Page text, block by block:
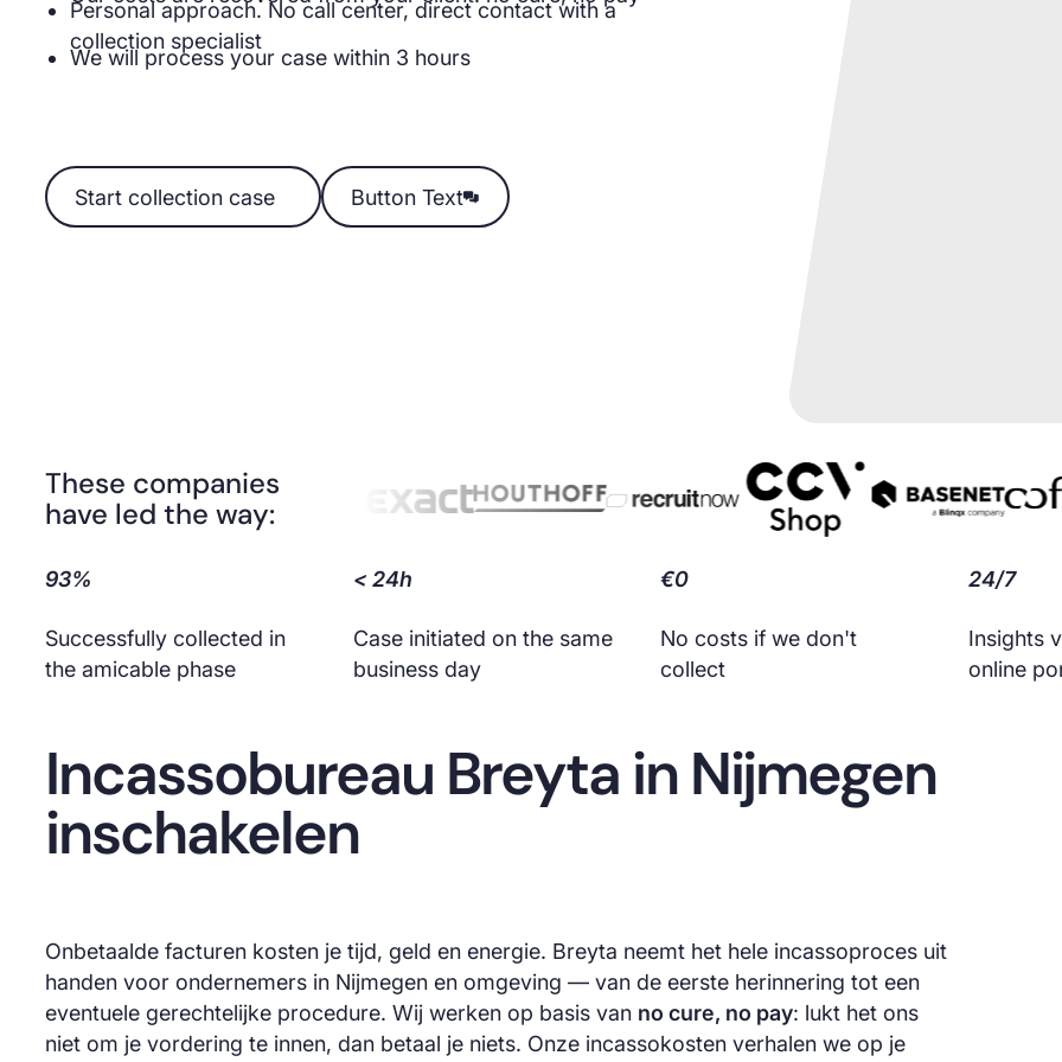
Personal approach. No call center, direct contact with a
collection specialist
We will process your case within 3 hours
Start collection case
Start collection case
Button Text
Button Text
These companies
have led the way:
93%
Successfully collected in
the amicable phase
< 24h
Case initiated on the same
business day
€0
No costs if we don't
collect
24/7
Insights
online
Incassobureau Breyta in Nijmegen
inschakelen
Onbetaalde facturen kosten je tijd, geld en energie. Breyta neemt het hele incassoproces uit
handen voor ondernemers in Nijmegen en omgeving — van de eerste herinnering tot een
eventuele gerechtelijke procedure. Wij werken op basis van no cure, no pay: lukt het ons
niet om je vordering te innen, dan betaal je niets. Onze incassokosten verhalen we op je